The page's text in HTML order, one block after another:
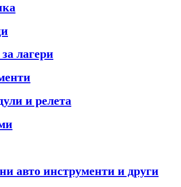
лагери
и релета
авто инструменти и други